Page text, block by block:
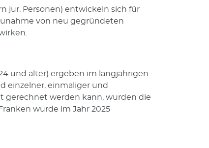
jur. Personen) entwickeln sich für
von neu gegründeten
und älter) ergeben im langjährigen
einzelner, einmaliger und
gerechnet werden kann, wurden die
wurde im Jahr 2025